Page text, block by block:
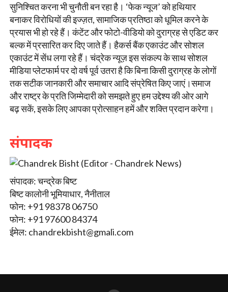
सुनिश्चित करना भी चुनौती बन रहा है। ‘फेक न्यूज’ को हथियार
बनाकर विरोधियों की इज्ज़त, सामाजिक प्रतिष्ठा को धूमिल करने के
प्रयास भी हो रहे हैं। कंटेंट और फोटो-वीडियो को दुराग्रह से एडिट कर
बल्क में प्रसारित कर दिए जाते हैं। हैकर्स बैंक एकाउंट और सोशल
एकाउंट में सेंध लगा रहे हैं। चंद्रेक न्यूज़ इस संकल्प के साथ सोशल
मीडिया प्लेटफार्म पर दो वर्ष पूर्व उतरा है कि बिना किसी दुराग्रह के लोगों
तक सटीक जानकारी और समाचार आदि संप्रेषित किए जाएं।समाज
और राष्ट्र के प्रति जिम्मेदारी को समझते हुए हम उद्देश्य की ओर आगे
बढ़ सकें, इसके लिए आपका प्रोत्साहन हमें और शक्ति प्रदान करेगा।
संपादक
संपादक: चन्द्रेक बिष्ट
बिष्ट कालोनी भूमियाधार, नैनीताल
फोन: +91 98378 06750
फोन: +91 97600 84374
ईमेल: chandrekbisht@gmali.com